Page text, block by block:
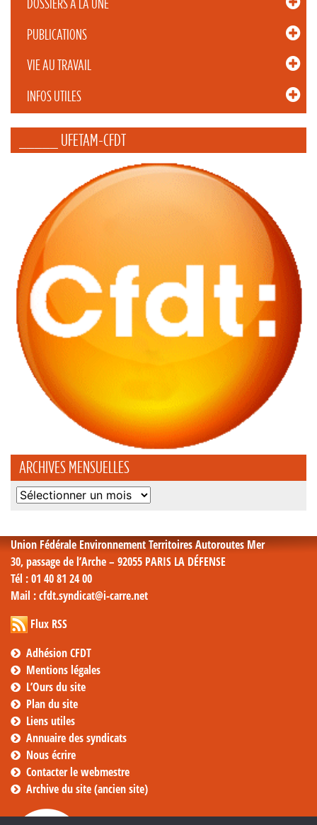
DOSSIERS À LA UNE
PUBLICATIONS
VIE AU TRAVAIL
INFOS UTILES
_____ UFETAM-CFDT
ARCHIVES MENSUELLES
Archives
Union Fédérale Environnement Territoires Autoroutes Mer
30, passage de l’Arche – 92055 PARIS LA DÉFENSE
Tél : 01 40 81 24 00
Mail : cfdt.syndicat@i-carre.net
Flux RSS
Adhésion CFDT
Mentions légales
L’Ours du site
Plan du site
Liens utiles
Annuaire des syndicats
Nous écrire
Contacter le webmestre
Archive du site (ancien site)